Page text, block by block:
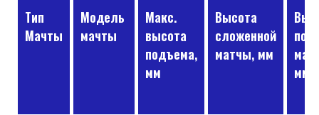
Тип
Мачты
Модель
мачты
Макс.
высота
подъема,
мм
Высота
сложенной
матчы, мм
мм